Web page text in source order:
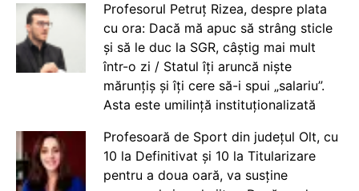
Profesorul Petruț Rizea, despre plata
cu ora: Dacă mă apuc să strâng sticle
și să le duc la SGR, câștig mai mult
într-o zi / Statul îți aruncă niște
mărunțiș și îți cere să-i spui „salariu”.
Asta este umilință instituționalizată
Profesoară de Sport din județul Olt, cu
10 la Definitivat și 10 la Titularizare
pentru a doua oară, va susține